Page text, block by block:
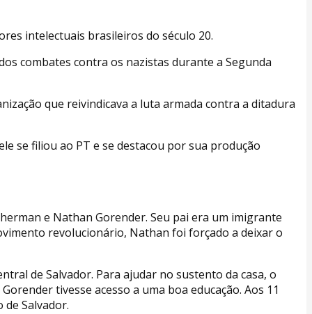
intelectuais brasileiros do século 20.
combates contra os nazistas durante a Segunda
que reivindicava a luta armada contra a ditadura
se filiou ao PT e se destacou por sua produção
e Nathan Gorender. Seu pai era um imigrante
revolucionário, Nathan foi forçado a deixar o
de Salvador. Para ajudar no sustento da casa, o
tivesse acesso a uma boa educação. Aos 11
Salvador.